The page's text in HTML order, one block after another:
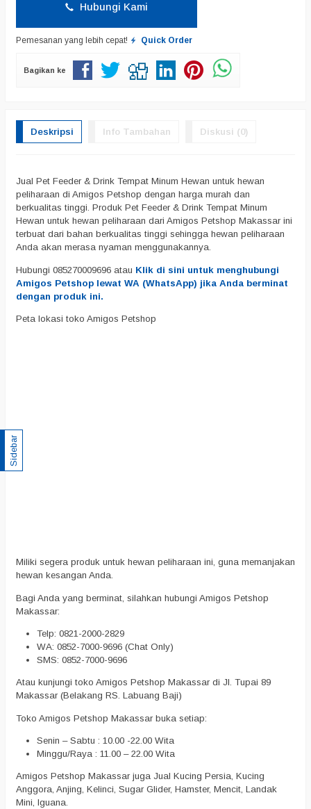
Hubungi Kami
Pemesanan yang lebih cepat! Quick Order
Bagikan ke
Deskripsi Info Tambahan Diskusi (0)
Jual Pet Feeder & Drink Tempat Minum Hewan untuk hewan
peliharaan di Amigos Petshop dengan harga murah dan
berkualitas tinggi. Produk Pet Feeder & Drink Tempat Minum
Hewan untuk hewan peliharaan dari Amigos Petshop Makassar ini
terbuat dari bahan berkualitas tinggi sehingga hewan peliharaan
Anda akan merasa nyaman menggunakannya.
Hubungi 085270009696 atau Klik di sini untuk menghubungi
Amigos Petshop lewat WA (WhatsApp) jika Anda berminat
dengan produk ini.
Peta lokasi toko Amigos Petshop
Miliki segera produk untuk hewan peliharaan ini, guna memanjakan
hewan kesangan Anda.
Bagi Anda yang berminat, silahkan hubungi Amigos Petshop
Makassar:
Telp: 0821-2000-2829
WA: 0852-7000-9696 (Chat Only)
SMS: 0852-7000-9696
Atau kunjungi toko Amigos Petshop Makassar di Jl. Tupai 89
Makassar (Belakang RS. Labuang Baji)
Toko Amigos Petshop Makassar buka setiap:
Senin – Sabtu : 10.00 -22.00 Wita
Minggu/Raya : 11.00 – 22.00 Wita
Amigos Petshop Makassar juga Jual Kucing Persia, Kucing
Anggora, Anjing, Kelinci, Sugar Glider, Hamster, Mencit, Landak
Mini, Iguana.
Sidebar